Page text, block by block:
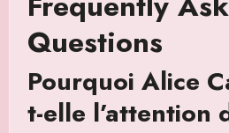
Questions
Pourquoi Alice
t-elle l’attention